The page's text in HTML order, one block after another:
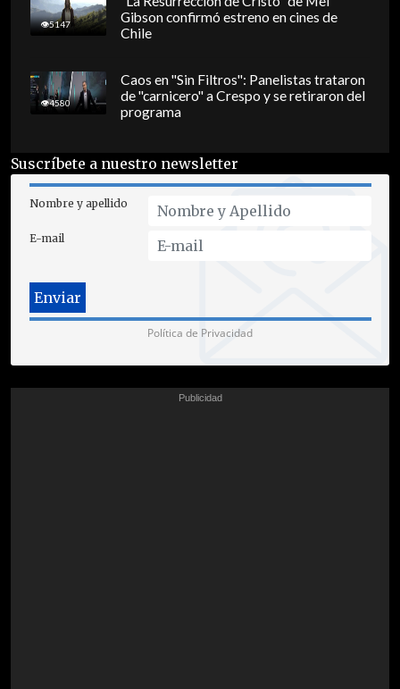
5147
Gibson confirmó estreno en cines de
Chile
4580
Caos en "Sin Filtros": Panelistas trataron
de "carnicero" a Crespo y se retiraron del
programa
Suscríbete a nuestro newsletter
Nombre y apellido
E-mail
Política de Privacidad